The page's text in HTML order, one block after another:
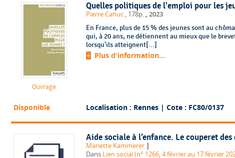
Ouvrage
Quelles politiques de l'emploi pour les
Pierre Cahuc , 178p. 2023
En France, plus de 15 % des jeunes sont au
qui, à 20 ans, ne détiennent au mieux que le
lorsqu'ils atteignent[...]
Plus d'information...
Disponible Localisation : Rennes | Cote : FC80/0137
Aide sociale à l’enfance. Le couperet
Mariette Kammerer |
Dans Lien social (n° 1266, 4 février au 17 février